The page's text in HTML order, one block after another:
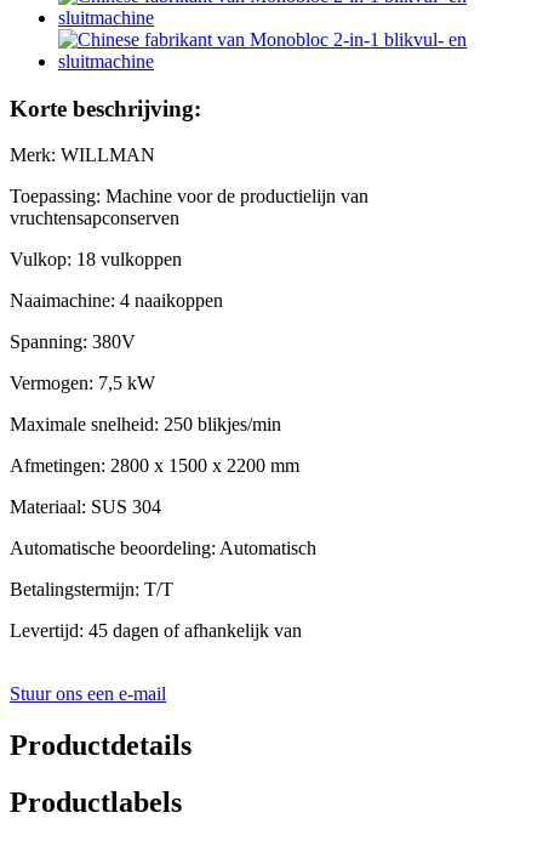
Korte beschrijving:
Merk: WILLMAN
Toepassing: Machine voor de productielijn van
vruchtensapconserven
Vulkop: 18 vulkoppen
Naaimachine: 4 naaikoppen
Spanning: 380V
Vermogen: 7,5 kW
Maximale snelheid: 250 blikjes/min
Afmetingen: 2800 x 1500 x 2200 mm
Materiaal: SUS 304
Automatische beoordeling: Automatisch
Betalingstermijn: T/T
Levertijd: 45 dagen of afhankelijk van
Stuur ons een e-mail
Productdetails
Productlabels